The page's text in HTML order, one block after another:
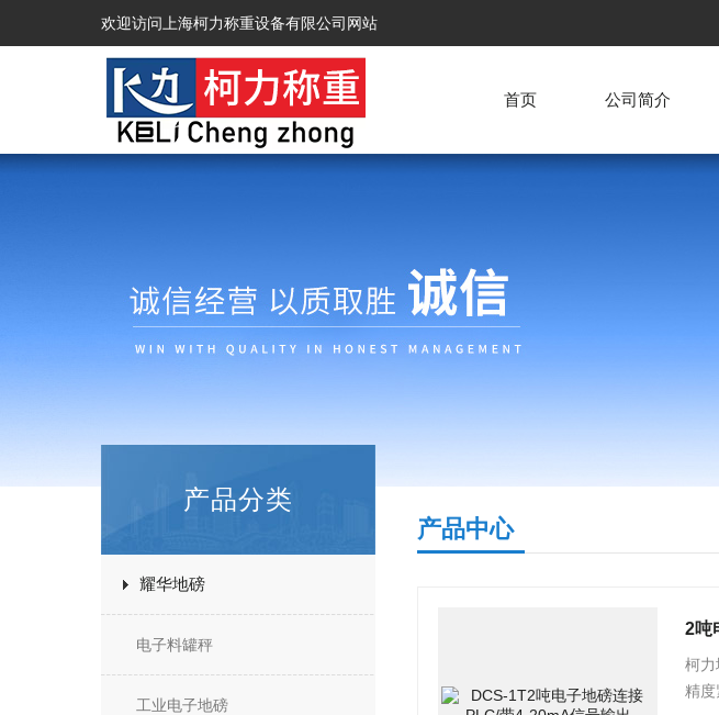
欢迎访问上海柯力称重设备有限公司网站
首页 公司简介
产品分类
耀华地磅
电子料罐秤
工业电子地磅
产品中心
2吨
柯
精